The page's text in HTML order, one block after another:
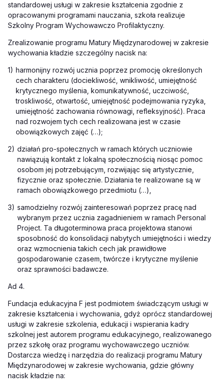
standardowej usługi w zakresie kształcenia zgodnie z
opracowanymi programami nauczania, szkoła realizuje
Szkolny Program Wychowawczo Profilaktyczny.
Zrealizowanie programu Matury Międzynarodowej w zakresie
wychowania kładzie szczególny nacisk na:
1) harmonijny rozwój ucznia poprzez promocję określonych
cech charakteru (dociekliwość, wnikliwość, umiejętność
krytycznego myślenia, komunikatywność, uczciwość,
troskliwość, otwartość, umiejętność podejmowania ryzyka,
umiejętność zachowania równowagi, refleksyjność). Praca
nad rozwojem tych cech realizowana jest w czasie
obowiązkowych zajęć (…);
2) działań pro-społecznych w ramach których uczniowie
nawiązują kontakt z lokalną społecznością niosąc pomoc
osobom jej potrzebującym, rozwijając się artystycznie,
fizycznie oraz społecznie. Działania te realizowane są w
ramach obowiązkowego przedmiotu (…),
3) samodzielny rozwój zainteresowań poprzez pracę nad
wybranym przez ucznia zagadnieniem w ramach Personal
Project. Ta długoterminowa praca projektowa stanowi
sposobność do konsolidacji nabytych umiejętności i wiedzy
oraz wzmocnienia takich cech jak prawidłowe
gospodarowanie czasem, twórcze i krytyczne myślenie
oraz sprawności badawcze.
Ad 4.
Fundacja edukacyjna F jest podmiotem świadczącym usługi w
zakresie kształcenia i wychowania, gdyż oprócz standardowej
usługi w zakresie szkolenia, edukacji i wspierania kadry
szkolnej jest autorem programu edukacyjnego, realizowanego
przez szkołę oraz programu wychowawczego uczniów.
Dostarcza wiedzę i narzędzia do realizacji programu Matury
Międzynarodowej w zakresie wychowania, gdzie główny
nacisk kładzie na: